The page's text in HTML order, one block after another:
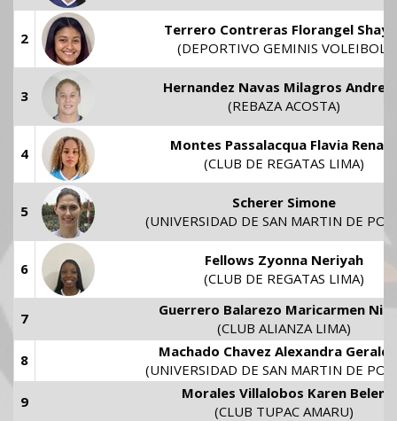
2
Terrero Contreras Florangel
(DEPORTIVO GEMINIS VOLEIBOL)
3
Hernandez Navas Milagros
(REBAZA ACOSTA)
4
Montes Passalacqua Flavia
(CLUB DE REGATAS LIMA)
5
Scherer Simone
(UNIVERSIDAD DE SAN MARTIN DE
6
Fellows Zyonna Neriyah
(CLUB DE REGATAS LIMA)
7
Guerrero Balarezo Maricarmen
(CLUB ALIANZA LIMA)
8
Machado Chavez Alexandra
(UNIVERSIDAD DE SAN MARTIN DE
9
Morales Villalobos Karen Belen
(CLUB TUPAC AMARU)